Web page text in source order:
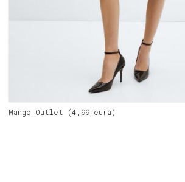
Mango Outlet (4,99 eura)